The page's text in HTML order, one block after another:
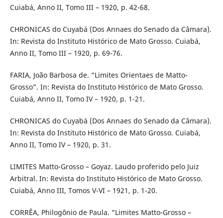
Cuiabá, Anno II, Tomo III – 1920, p. 42-68.
CHRONICAS do Cuyabá (Dos Annaes do Senado da Câmara).
In: Revista do Instituto Histórico de Mato Grosso. Cuiabá,
Anno II, Tomo III – 1920, p. 69-76.
FARIA, João Barbosa de. “Limites Orientaes de Matto-
Grosso”. In: Revista do Instituto Histórico de Mato Grosso.
Cuiabá, Anno II, Tomo IV – 1920, p. 1-21.
CHRONICAS do Cuyabá (Dos Annaes do Senado da Câmara).
In: Revista do Instituto Histórico de Mato Grosso. Cuiabá,
Anno II, Tomo IV – 1920, p. 31.
LIMITES Matto-Grosso – Goyaz. Laudo proferido pelo Juiz
Arbitral. In: Revista do Instituto Histórico de Mato Grosso.
Cuiabá, Anno III, Tomos V-VI – 1921, p. 1-20.
CORRÊA, Philogônio de Paula. “Limites Matto-Grosso –